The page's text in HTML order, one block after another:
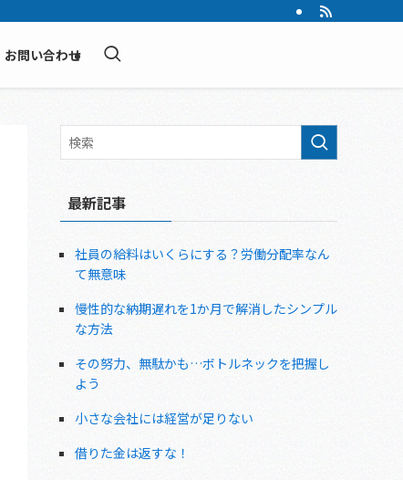
お問い合わせ
最新記事
社員の給料はいくらにする？労働分配率なん
て無意味
慢性的な納期遅れを1か月で解消したシンプル
な方法
その努力、無駄かも…ボトルネックを把握し
よう
小さな会社には経営が足りない
借りた金は返すな！